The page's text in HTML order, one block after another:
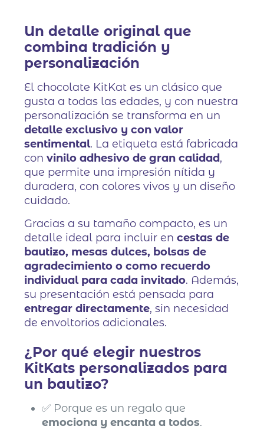
Un detalle original que
combina tradición y
personalización
El chocolate KitKat es un clásico que
gusta a todas las edades, y con nuestra
personalización se transforma en un
detalle exclusivo y con valor
sentimental. La etiqueta está fabricada
convinilo adhesivo de gran calidad,
que permite una impresión nítida y
duradera, con colores vivos y un diseño
cuidado.
Gracias a su tamaño compacto, es un
detalle ideal para incluir encestas de
bautizo, mesas dulces, bolsas de
agradecimiento o como recuerdo
individual para cada invitado. Además,
su presentación está pensada para
entregar directamente, sin necesidad
de envoltorios adicionales.
¿Por qué elegir nuestros
KitKats personalizados para
un bautizo?
✅ Porque es un regalo que
emociona y encanta a todos.